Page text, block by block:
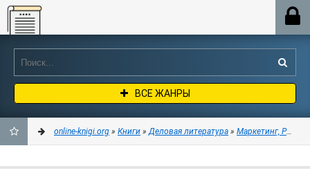
Online-knigi.org
ВСЕ ЖАНРЫ
online-knigi.org » Книги »Деловая литература » Маркетинг, PR,